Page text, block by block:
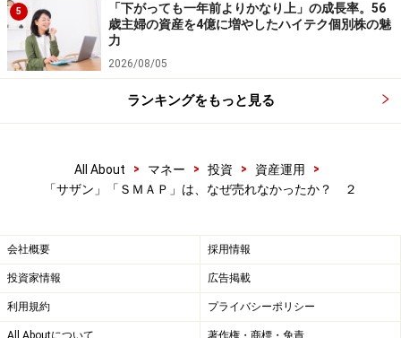
5
「下がっても一年前よりかなり上」の成長率。56
歳主婦の資産を4億に増やしたハイテク個別株の魅
力
2026/08/05
ランキングをもっと見る
All About > マネー > 投資 > 資産運用
>
「サザン」「ＳＭＡＰ」は、なぜ売れなかったか？ ２
会社概要 採用情報
投資家情報 広告掲載
利用規約 プライバシーポリシー